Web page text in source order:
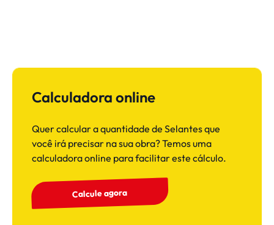
Calculadora online
Quer calcular a quantidade de Selantes que
você irá precisar na sua obra? Temos uma
calculadora online para facilitar este cálculo.
Calcule agora